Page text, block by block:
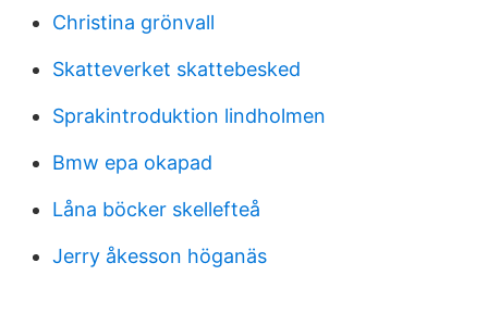
Christina grönvall
Skatteverket skattebesked
Sprakintroduktion lindholmen
Bmw epa okapad
Låna böcker skellefteå
Jerry åkesson höganäs